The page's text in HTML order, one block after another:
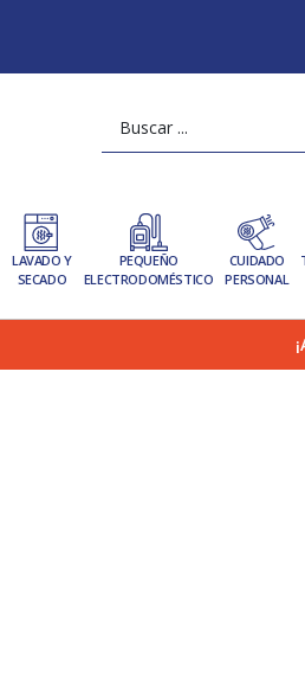
LAVADO Y
SECADO
PEQUEÑO
ELECTRODOMÉSTICO
CUIDADO
PERSONAL